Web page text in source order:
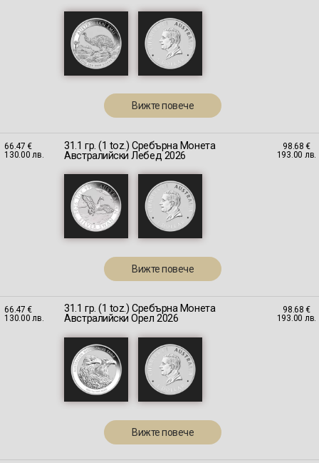
Вижте повече
66.47 €
130.00 лв.
31.1 гр. (1 toz.) Сребърна Монета
Австралийски Лебед 2026
Вижте повече
98.68 €
193.00 лв.
66.47 €
130.00 лв.
31.1 гр. (1 toz.) Сребърна Монета
Австралийски Орел 2026
Вижте повече
98.68 €
193.00 лв.